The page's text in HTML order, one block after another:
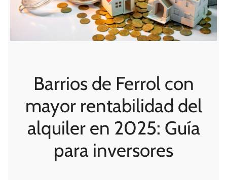
Barrios de Ferrol con
mayor rentabilidad del
alquiler en 2025: Guía
para inversores